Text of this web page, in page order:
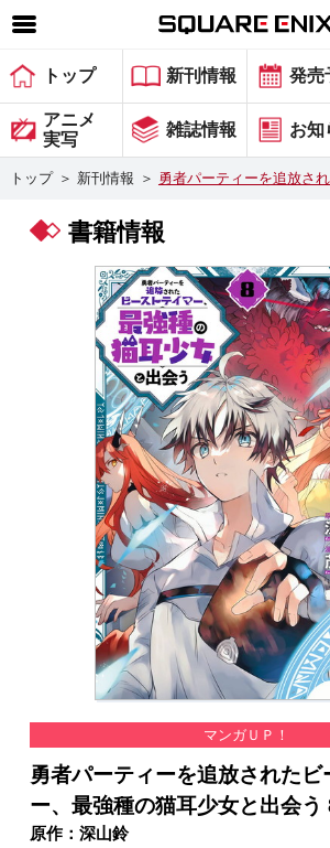
SQUARE ENIX 公式サイトメニュー
ゲーム
マガジン＆ブックス
グッズ
会社情報 採用情報
スクウェア・エニックス サイト内検索
トップ 新刊情報 発売
アニメ
実写
雑誌情報 お知
トップ ＞ 新刊情報 ＞ 勇者パーティーを追放さ
書籍情報
マンガＵＰ！
勇者パーティーを追放されたビ
ー、最強種の猫耳少女と出会う
原作：深山鈴